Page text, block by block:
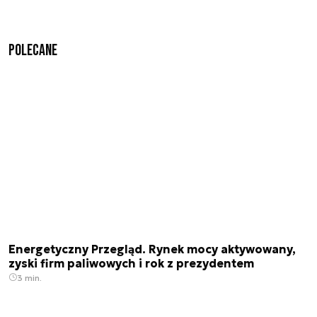
Polecane
Energetyczny Przegląd. Rynek mocy aktywowany,
zyski firm paliwowych i rok z prezydentem
3 min.